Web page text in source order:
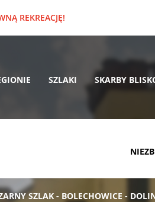
REKREACJĘ!
SZLAKI SKARBY
SZLAK - BOLECHOWICE -